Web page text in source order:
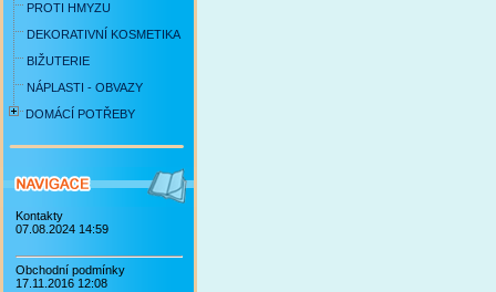
PROTI HMYZU
DEKORATIVNÍ KOSMETIKA
BIŽUTERIE
NÁPLASTI - OBVAZY
DOMÁCÍ POTŘEBY
Kontakty
07.08.2024 14:59
Obchodní podmínky
17.11.2016 12:08